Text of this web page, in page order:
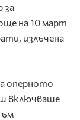
за
на 10 март
излъчена
оперното
включваше